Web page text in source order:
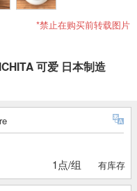
*禁止在购买前转载图片
可爱 日本制造
1点/组 有库存